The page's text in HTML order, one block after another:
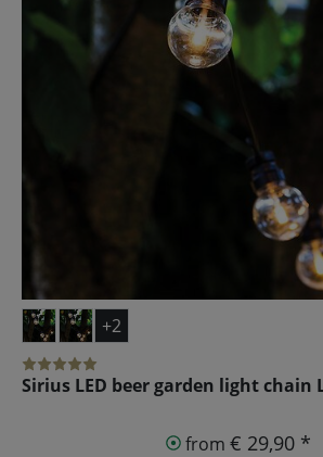
+2
Sirius LED beer garden light chain
from € 29,90 *